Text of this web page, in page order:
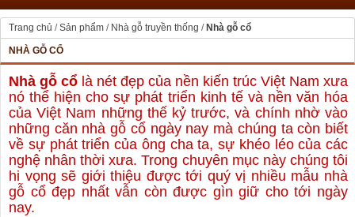
Trang chủ /Sản phẩm / Nhà gỗ truyền thống / Nhà gỗ cổ
NHÀ GỖ CỔ
Nhà gỗ cổ là nét đẹp của nền kiến trúc Việt Nam xưa
nó thể hiện cho sự phát triển kinh tế và nền văn hóa
của Việt Nam những thế kỷ trước, và chính nhờ vào
những căn nhà gỗ cổ ngày nay mà chúng ta còn biết
về sự phát triển của ông cha ta, sự khéo léo của các
nghệ nhân thời xưa. Trong chuyên mục này chúng tôi
hi vọng sẽ giới thiệu được tới quý vị nhiều mẫu nhà
gỗ cổ đẹp nhất vẫn còn được gìn giữ cho tới ngày
nay.